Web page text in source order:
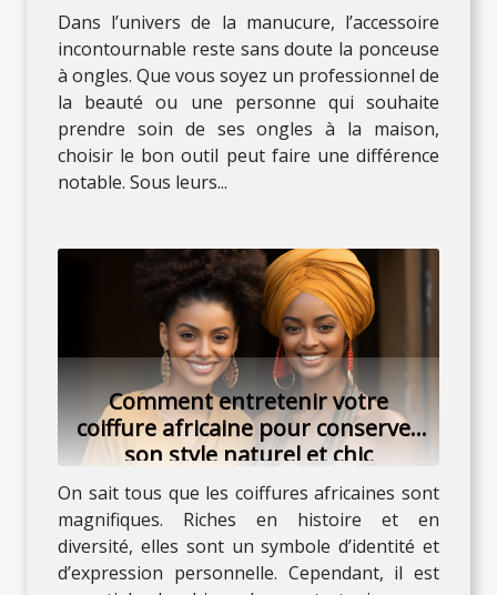
Dans l’univers de la manucure, l’accessoire
incontournable reste sans doute la ponceuse
à ongles. Que vous soyez un professionnel de
la beauté ou une personne qui souhaite
prendre soin de ses ongles à la maison,
choisir le bon outil peut faire une différence
notable. Sous leurs...
Comment entretenir votre
coiffure africaine pour conserver
son style naturel et chic
On sait tous que les coiffures africaines sont
magnifiques. Riches en histoire et en
diversité, elles sont un symbole d’identité et
d’expression personnelle. Cependant, il est